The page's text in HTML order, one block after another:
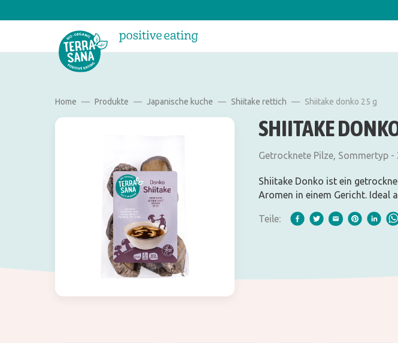
Home Produkte Japanische kuche Shiitake rettich Shiitake donko 25 g
SHIITAKE
Getrocknete Pilze, Sommertyp -
Shiitake Donko ist ein
Aromen in einem Gericht. Ideal
Teile: